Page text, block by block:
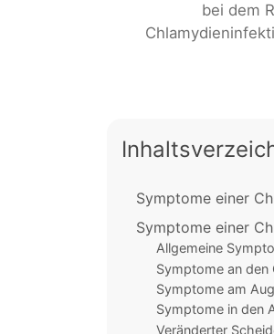
bei dem
Symptome einer
Symptome einer
Allgemeine
Symptome an
Symptome am
Symptome in den
Veränderter